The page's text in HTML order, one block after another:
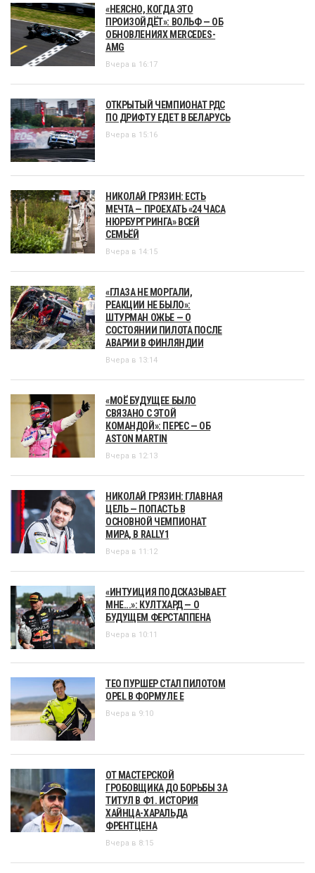
«НЕЯСНО, КОГДА ЭТО
ПРОИЗОЙДЁТ»: ВОЛЬФ — ОБ
ОБНОВЛЕНИЯХ MERCEDES-
AMG
Вчера в 16:17
ОТКРЫТЫЙ ЧЕМПИОНАТ РДС
ПО ДРИФТУ ЕДЕТ В БЕЛАРУСЬ
Вчера в 15:16
НИКОЛАЙ ГРЯЗИН: ЕСТЬ
МЕЧТА — ПРОЕХАТЬ «24 ЧАСА
НЮРБУРГРИНГА» ВСЕЙ
СЕМЬЁЙ
Вчера в 14:15
«ГЛАЗА НЕ МОРГАЛИ,
РЕАКЦИИ НЕ БЫЛО»:
ШТУРМАН ОЖЬЕ — О
СОСТОЯНИИ ПИЛОТА ПОСЛЕ
АВАРИИ В ФИНЛЯНДИИ
Вчера в 13:14
«МОЁ БУДУЩЕЕ БЫЛО
СВЯЗАНО С ЭТОЙ
КОМАНДОЙ»: ПЕРЕС — ОБ
ASTON MARTIN
Вчера в 12:13
НИКОЛАЙ ГРЯЗИН: ГЛАВНАЯ
ЦЕЛЬ — ПОПАСТЬ В
ОСНОВНОЙ ЧЕМПИОНАТ
МИРА, В RALLY1
Вчера в 11:12
«ИНТУИЦИЯ ПОДСКАЗЫВАЕТ
МНЕ...»: КУЛТХАРД — О
БУДУЩЕМ ФЕРСТАППЕНА
Вчера в 10:11
ТЕО ПУРШЕР СТАЛ ПИЛОТОМ
OPEL В ФОРМУЛЕ Е
Вчера в 9:10
ОТ МАСТЕРСКОЙ
ГРОБОВЩИКА ДО БОРЬБЫ ЗА
ТИТУЛ В Ф1. ИСТОРИЯ
ХАЙНЦА-ХАРАЛЬДА
ФРЕНТЦЕНА
Вчера в 8:15